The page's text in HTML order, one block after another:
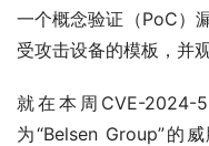
一个概念验证（PoC）
受攻击设备的模板，并
就在本周CVE-2024-
为“Belsen Group”的